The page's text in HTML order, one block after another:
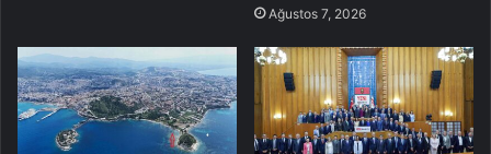
Ağustos 7, 2026